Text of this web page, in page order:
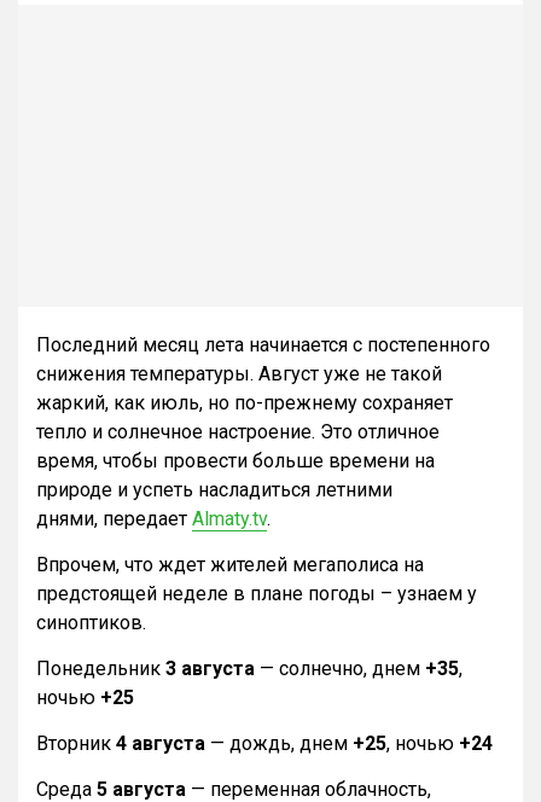
Последний месяц лета начинается с постепенного
снижения температуры. Август уже не такой
жаркий, как июль, но по-прежнему сохраняет
тепло и солнечное настроение. Это отличное
время, чтобы провести больше времени на
природе и успеть насладиться летними
днями, передает Almaty.tv.
Впрочем, что ждет жителей мегаполиса на
предстоящей неделе в плане погоды – узнаем у
синоптиков.
Понедельник 3 августа — солнечно, днем +35,
ночью +25
Вторник 4 августа — дождь, днем +25, ночью +24
Среда 5 августа — переменная облачность,